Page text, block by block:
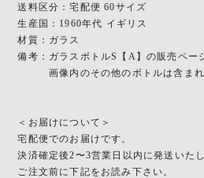
送料区分：宅配便 60サイズ
生産国：1960年代 イギリス
材質：ガラス
備考：ガラスボトルS【A】の販売ペー
画像内のその他のボトルは含まれ
＜お届けについて＞
宅配便でのお届けです。
決済確定後2〜3営業日以内に発送いたし
ご注文前に下記をお読み下さい。